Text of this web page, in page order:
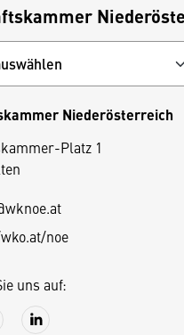
Niederösterreich
Platz 1
noe
uns auf: